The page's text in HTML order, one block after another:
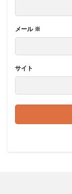
メール ※
サイト